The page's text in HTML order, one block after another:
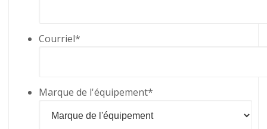
Courriel*
Marque de l'équipement*